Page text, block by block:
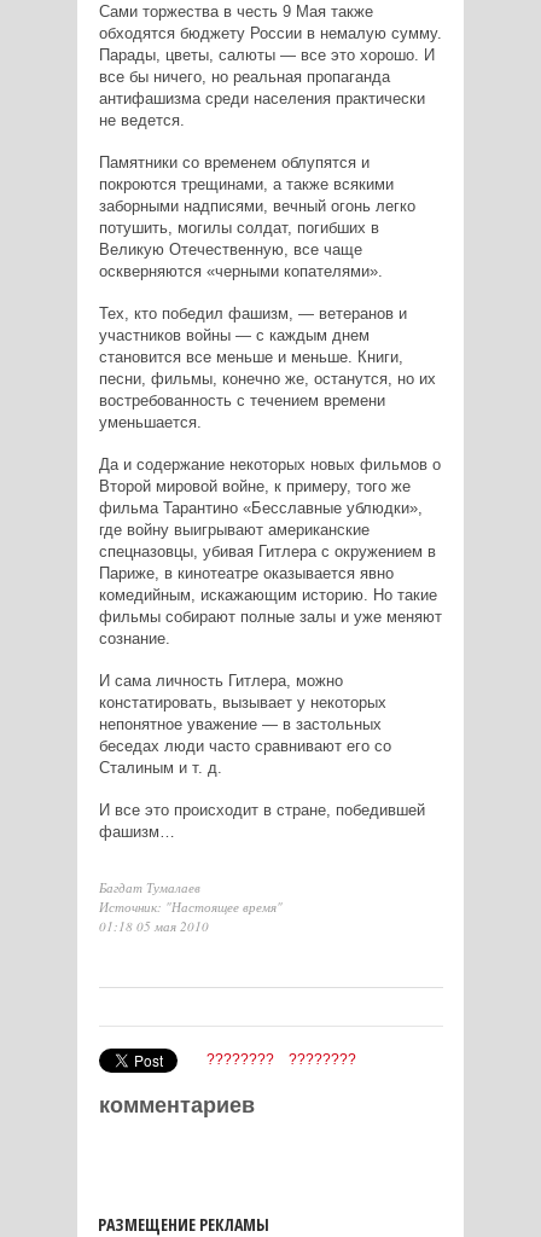
Сами торжества в честь 9 Мая также
обходятся бюджету России в немалую сумму.
Парады, цветы, салюты — все это хорошо. И
все бы ничего, но реальная пропаганда
антифашизма среди населения практически
не ведется.
Памятники со временем облупятся и
покроются трещинами, а также всякими
заборными надписями, вечный огонь легко
потушить, могилы солдат, погибших в
Великую Отечественную, все чаще
оскверняются «черными копателями».
Тех, кто победил фашизм, — ветеранов и
участников войны — с каждым днем
становится все меньше и меньше. Книги,
песни, фильмы, конечно же, останутся, но их
востребованность с течением времени
уменьшается.
Да и содержание некоторых новых фильмов о
Второй мировой войне, к примеру, того же
фильма Тарантино «Бесславные ублюдки»,
где войну выигрывают американские
спецназовцы, убивая Гитлера с окружением в
Париже, в кинотеатре оказывается явно
комедийным, искажающим историю. Но такие
фильмы собирают полные залы и уже меняют
сознание.
И сама личность Гитлера, можно
констатировать, вызывает у некоторых
непонятное уважение — в застольных
беседах люди часто сравнивают его со
Сталиным и т. д.
И все это происходит в стране, победившей
фашизм…
Багдат Тумалаев
Источник: "Настоящее время"
01:18 05 мая 2010
???????? ????????
комментариев
РАЗМЕЩЕНИЕ РЕКЛАМЫ